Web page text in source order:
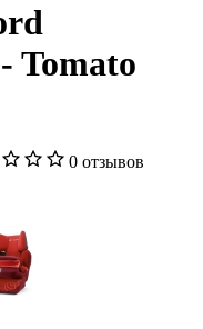
Tomato
0 отзывов